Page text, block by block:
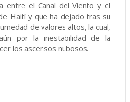
entre el Canal del Viento y el
Haití y que ha dejado tras su
de valores altos, la cual,
por la inestabilidad de la
los ascensos nubosos.